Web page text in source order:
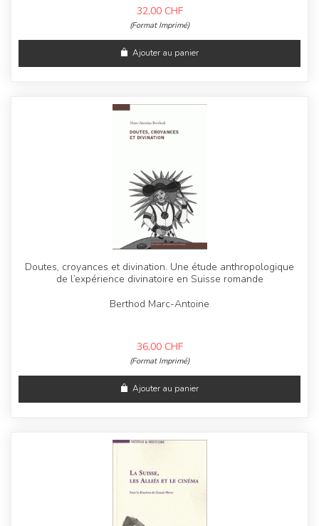
32,00 CHF
(Format Imprimé)
Ajouter au panier
Doutes, croyances et divination. Une étude anthropologique
de l’expérience divinatoire en Suisse romande
Berthod Marc-Antoine
36,00 CHF
(Format Imprimé)
Ajouter au panier